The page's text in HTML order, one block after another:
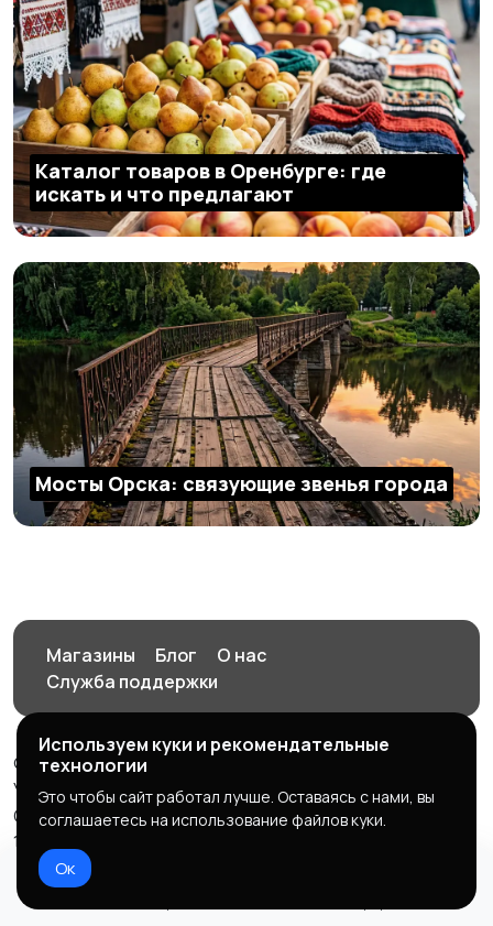
Каталог товаров в Оренбурге: где
искать и что предлагают
Мосты Орска: связующие звенья города
Магазины Блог
О нас
Служба поддержки
© 2026 Орен-АЙ - Авто | Недвижимость | Работа |
Услуги
Создал Карусов Е.С ООО "ЦПК" ИНН 5609203278 ОГРН
1235600008841
Правила сервиса
Используем куки и рекомендательные
технологии
Это чтобы сайт работал лучше. Оставаясь с нами, вы
соглашаетесь на использование файлов куки.
Ок